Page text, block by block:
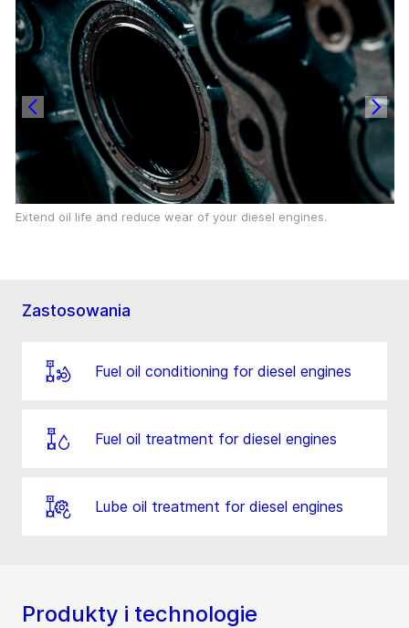
Extend oil life and reduce wear of your diesel engines.
Zastosowania
Fuel oil conditioning for diesel engines
Fuel oil treatment for diesel engines
Lube oil treatment for diesel engines
Produkty i technologie